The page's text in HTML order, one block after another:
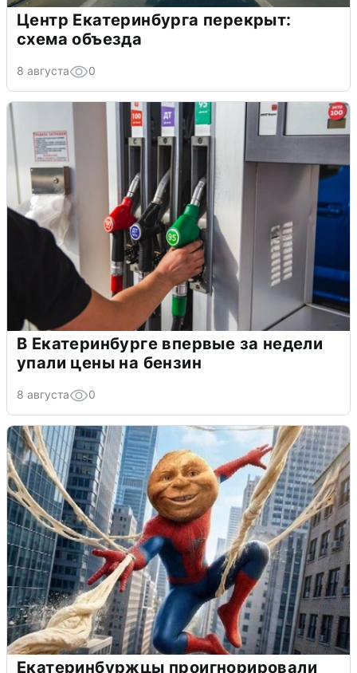
Центр Екатеринбурга перекрыт:
схема объезда
8 августа 0
В Екатеринбурге впервые за недели
упали цены на бензин
8 августа 0
Екатеринбуржцы проигнорировали